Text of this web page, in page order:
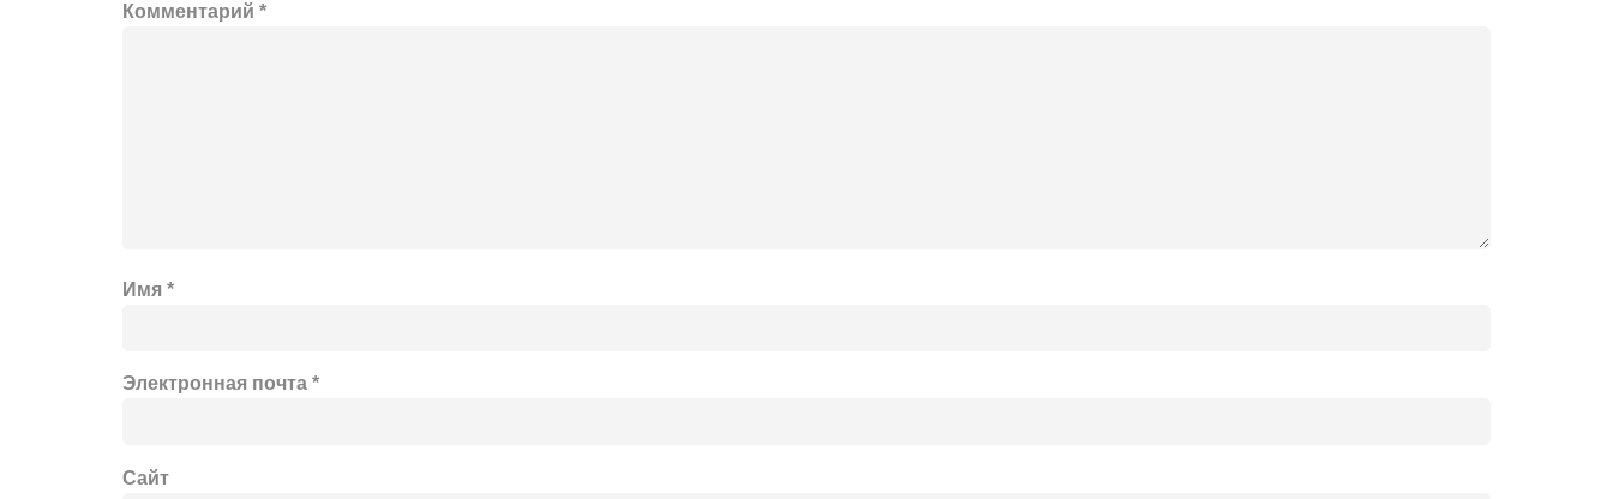
Комментарий *
Имя *
Электронная почта *
Сайт